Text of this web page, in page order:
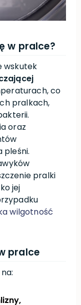
w pralce?
wskutek
co
pralkach,
oraz
pleśni.
pralki
jej
wilgotność
pralce